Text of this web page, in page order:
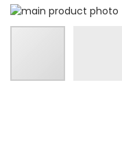
Hoppa
till